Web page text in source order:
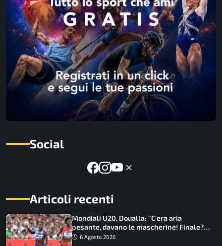
Social
Articoli recenti
Mondiali U20, Doualla: “C’era aria
pesante, davano le mascherine! Finale?
Non ho nulla da perdere”
6 Agosto 2026